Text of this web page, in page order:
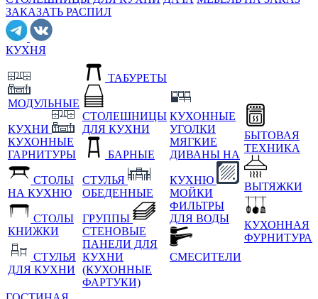
ЗАКАЗАТЬ РАСПИЛ
КУХНЯ
МОДУЛЬНЫЕ
КУХНИ
КУХОННЫЕ
ГАРНИТУРЫ
СТОЛЫ
НА КУХНЮ
СТОЛЫ
КНИЖКИ
СТУЛЬЯ
ДЛЯ КУХНИ
ТАБУРЕТЫ
СТОЛЕШНИЦЫ
ДЛЯ КУХНИ
БАРНЫЕ
СТУЛЬЯ
ОБЕДЕННЫЕ
ГРУППЫ
СТЕНОВЫЕ
ПАНЕЛИ ДЛЯ
КУХНИ
(КУХОННЫЕ
ФАРТУКИ)
КУХОННЫЕ
УГОЛКИ
МЯГКИЕ
ДИВАНЫ НА
КУХНЮ
МОЙКИ
ФИЛЬТРЫ
ДЛЯ ВОДЫ
СМЕСИТЕЛИ
БЫТОВАЯ
ТЕХНИКА
ВЫТЯЖКИ
КУХОННАЯ
ФУРНИТУРА